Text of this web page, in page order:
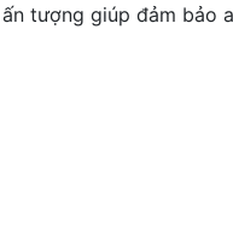
tượng giúp đảm bảo